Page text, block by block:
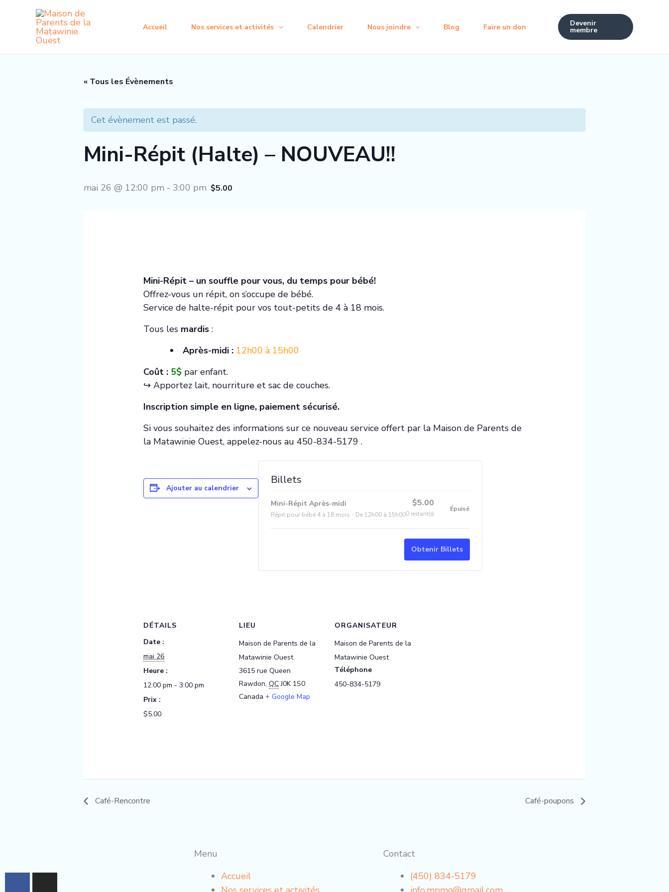
Accueil Nos services et activités Calendrier Nous joindre Blog Faire un don Devenir
membre
« Tous les Évènements
Cet évènement est passé.
Mini-Répit (Halte) – NOUVEAU!!
mai 26 @ 12:00 pm - 3:00 pm $5.00
Mini-Répit – un souffle pour vous, du temps pour bébé!
Offrez-vous un répit, on s’occupe de bébé.
Service de halte-répit pour vos tout-petits de 4 à 18 mois.
Tous les mardis :
Après-midi : 12h00 à 15h00
Coût : 5$ par enfant.
↪️ Apportez lait, nourriture et sac de couches.
Inscription simple en ligne, paiement sécurisé.
Si vous souhaitez des informations sur ce nouveau service offert par la Maison de Parents de
la Matawinie Ouest, appelez-nous au 450-834-5179 .
Ajouter au calendrier
DÉTAILS
Date :
mai 26
Heure :
12:00 pm - 3:00 pm
Prix :
$5.00
LIEU
Maison de Parents de la
Matawinie Ouest
3615 rue Queen
Rawdon, QC J0K 1S0
Canada + Google Map
ORGANISATEUR
Maison de Parents de la
Matawinie Ouest
Téléphone
450-834-5179
Billets
Mini-Répit Après-midi
Répit pour bébé 4 à 18 mois - De 12h00 à 15h00
$5.00
0 restant(s)
Épuisé
Obtenir Billets
Café-Rencontre Café-poupons
F I
Menu
Accueil
Contact
(450) 834-5179